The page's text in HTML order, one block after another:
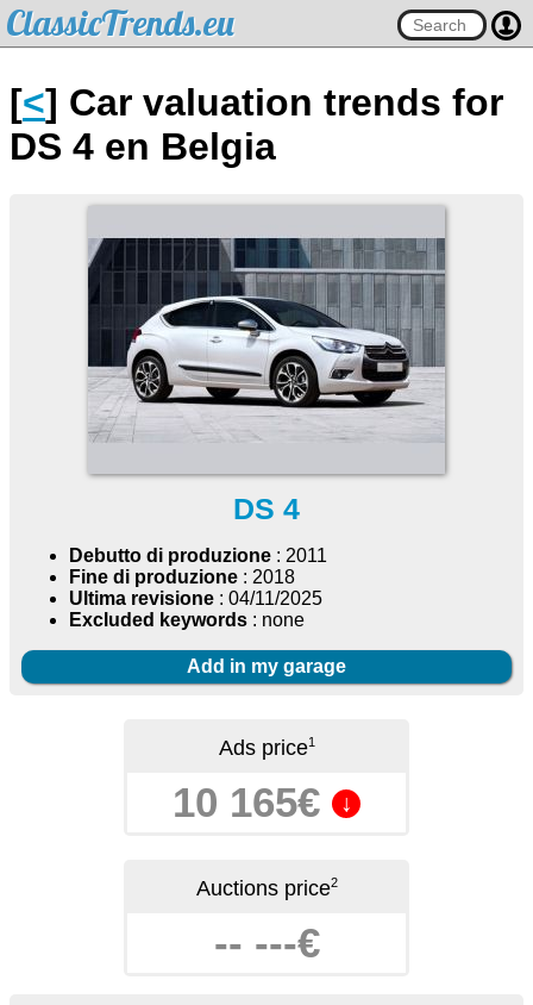
ClassicTrends.eu
[<] Car valuation trends for
DS 4 en Belgia
DS 4
Debutto di produzione : 2011
Fine di produzione : 2018
Ultima revisione : 04/11/2025
Excluded keywords : none
Add in my garage
Ads price1
10 165€ ↓
Auctions price2
-- ---€